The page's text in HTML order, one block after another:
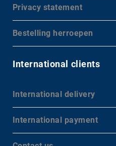
Privacy statement
Bestelling herroepen
International clients
International delivery
International payment